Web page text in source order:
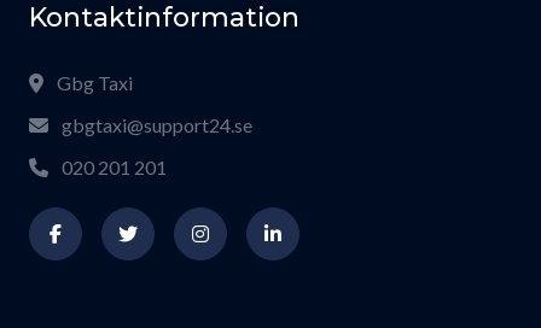
Kontaktinformation
Gbg Taxi
gbgtaxi@support24.se
020 201 201